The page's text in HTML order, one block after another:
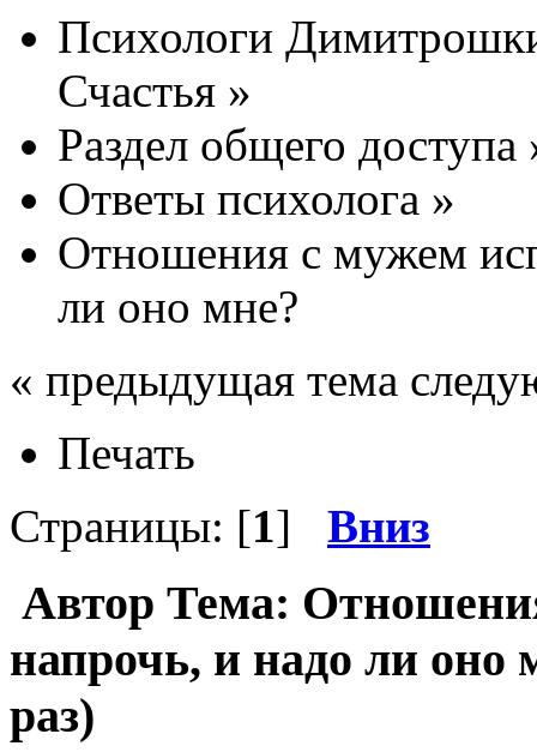
Психологи
Счастья »
Раздел общего доступа
Ответы психолога »
Отношения с мужем
ли оно мне?
« предыдущая тема
Печать
Страницы: [1] Вниз
Автор Тема:
напрочь, и надо ли
раз)